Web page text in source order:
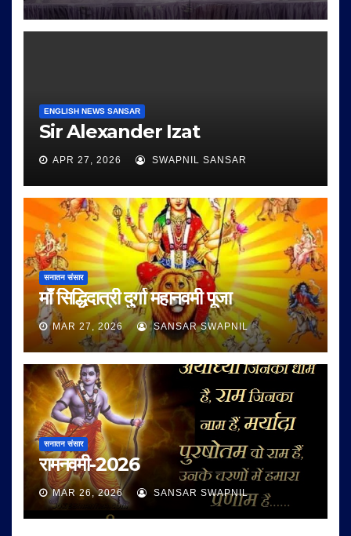
ENGLISH NEWS SANSAR
Sir Alexander Izat
APR 27, 2026 SWAPNIL SANSAR
सनातन संसार
माँ सिद्धिदात्री दुर्गा महानवमी पूजा
MAR 27, 2026 SANSAR SWAPNIL
सनातन संसार
रामनवमी-2026
MAR 26, 2026 SANSAR SWAPNIL